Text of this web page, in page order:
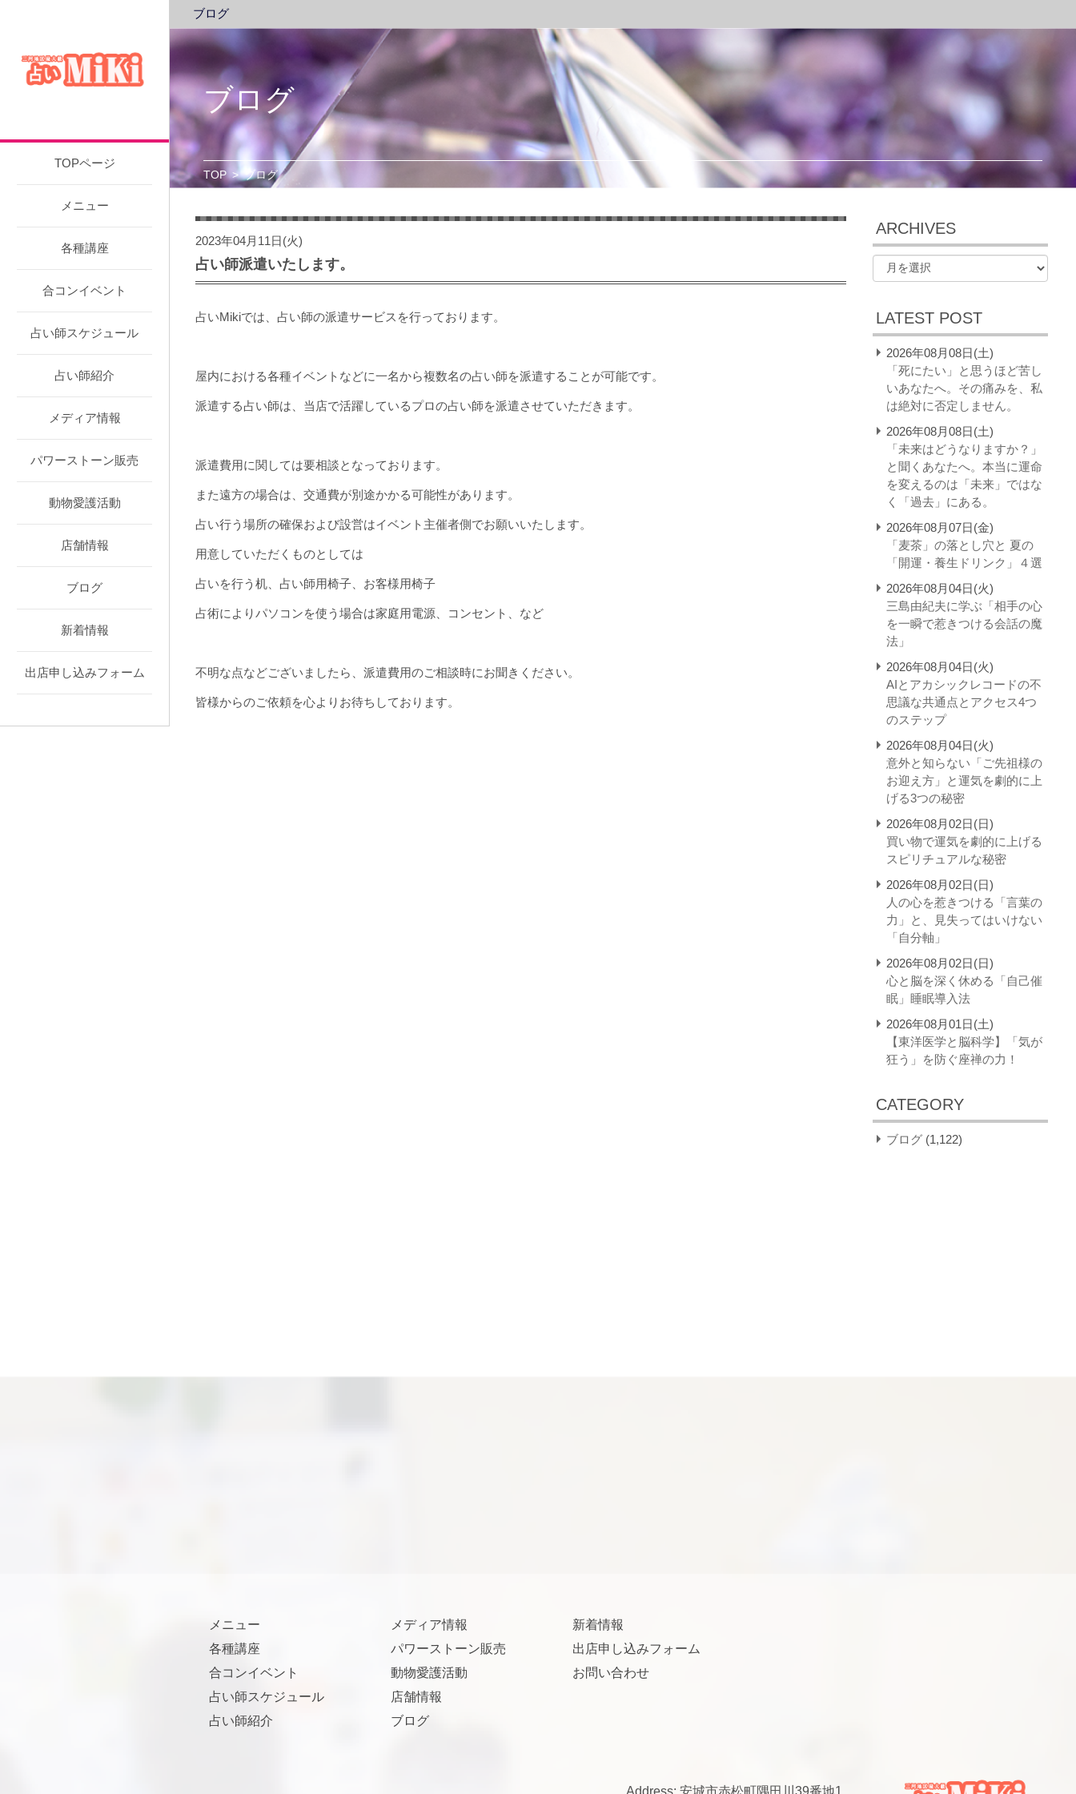
TOPページ
メニュー
各種講座
合コンイベント
占い師スケジュール
占い師紹介
メディア情報
パワーストーン販売
動物愛護活動
店舗情報
ブログ
新着情報
出店申し込みフォーム
ブログ
ブログ
TOP >ブログ
2023年04月11日(火)
占い師派遣いたします。
占いMikiでは、占い師の派遣サービスを行っております。
屋内における各種イベントなどに一名から複数名の占い師を派遣することが可能です。
派遣する占い師は、当店で活躍しているプロの占い師を派遣させていただきます。
派遣費用に関しては要相談となっております。
また遠方の場合は、交通費が別途かかる可能性があります。
占い行う場所の確保および設営はイベント主催者側でお願いいたします。
用意していただくものとしては
占いを行う机、占い師用椅子、お客様用椅子
占術によりパソコンを使う場合は家庭用電源、コンセント、など
不明な点などございましたら、派遣費用のご相談時にお聞きください。
皆様からのご依頼を心よりお待ちしております。
ARCHIVES
LATEST POST
2026年08月08日(土)
「死にたい」と思うほど苦し
いあなたへ。その痛みを、私
は絶対に否定しません。
2026年08月08日(土)
「未来はどうなりますか？」
と聞くあなたへ。本当に運命
を変えるのは「未来」ではな
く「過去」にある。
2026年08月07日(金)
「麦茶」の落とし穴と 夏の
「開運・養生ドリンク」４選
2026年08月04日(火)
三島由紀夫に学ぶ「相手の心
を一瞬で惹きつける会話の魔
法」
2026年08月04日(火)
AIとアカシックレコードの不
思議な共通点とアクセス4つ
のステップ
2026年08月04日(火)
意外と知らない「ご先祖様の
お迎え方」と運気を劇的に上
げる3つの秘密
2026年08月02日(日)
買い物で運気を劇的に上げる
スピリチュアルな秘密
2026年08月02日(日)
人の心を惹きつける「言葉の
力」と、見失ってはいけない
「自分軸」
2026年08月02日(日)
心と脳を深く休める「自己催
眠」睡眠導入法
2026年08月01日(土)
【東洋医学と脳科学】「気が
狂う」を防ぐ座禅の力！
CATEGORY
ブログ(1,122)
メニュー
各種講座
合コンイベント
占い師スケジュール
占い師紹介
メディア情報
パワーストーン販売
動物愛護活動
店舗情報
ブログ
新着情報
出店申し込みフォーム
お問い合わせ
Address: 安城市赤松町隅田川39番地1